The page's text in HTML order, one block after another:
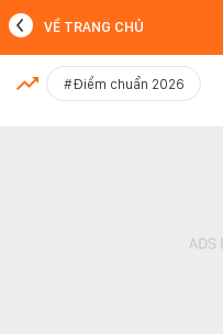
MỚI NHẤT
VỀ TRANG CHỦ
#Điểm chuẩn 2026